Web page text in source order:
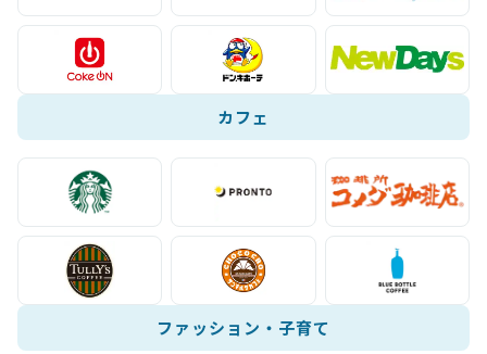
カフェ
ファッション・子育て